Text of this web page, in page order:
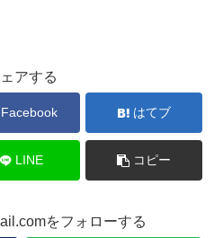
アする
Facebook はてブ
LINE コピー
をフォローする